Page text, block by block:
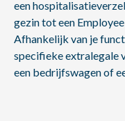
een
gezin tot een
Afhankelijk van je
specifieke extralegale
een bedrijfswagen of